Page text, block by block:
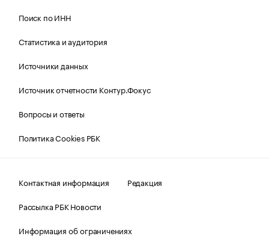
Поиск по ИНН
Статистика и аудитория
Источники данных
Источник отчетности Контур.Фокус
Вопросы и ответы
Политика Cookies РБК
Контактная информация
Редакция
Рассылка РБК Новости
Информация об ограничениях